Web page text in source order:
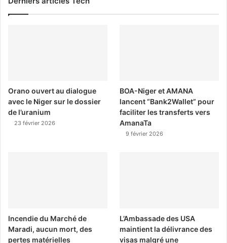
Orano ouvert au dialogue
avec le Niger sur le dossier
de l’uranium
23 février 2026
BOA-Niger et AMANA
lancent “Bank2Wallet” pour
faciliter les transferts vers
AmanaTa
9 février 2026
Incendie du Marché de
Maradi, aucun mort, des
pertes matérielles
L’Ambassade des USA
maintient la délivrance des
visas malgré une